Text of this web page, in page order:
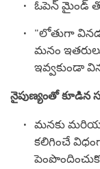
ఓపెన్ మైండ్ తో
"లోతుగా
మనం
ఇవ్వకుండా
నైపుణ్యంతో కూడిన
మనకు
కలిగించే